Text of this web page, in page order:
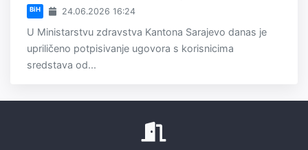
BiH 24.06.2026 16:24
U Ministarstvu zdravstva Kantona Sarajevo danas je
upriličeno potpisivanje ugovora s korisnicima
sredstava od...